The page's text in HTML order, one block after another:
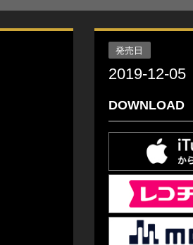
発売日
2019-12-05
DOWNLOAD